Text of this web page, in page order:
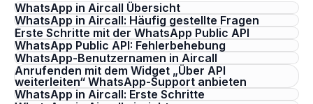
WhatsApp in Aircall Übersicht
WhatsApp in Aircall: Häufig gestellte Fragen
Erste Schritte mit der WhatsApp Public API
WhatsApp Public API: Fehlerbehebung
WhatsApp-Benutzernamen in Aircall
Anrufenden mit dem Widget „Über API
weiterleiten“ WhatsApp-Support anbieten
WhatsApp in Aircall: Erste Schritte